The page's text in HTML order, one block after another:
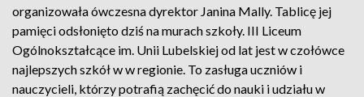
organizowała ówczesna dyrektor Janina Mally. Tablicę jej
pamięci odsłonięto dziś na murach szkoły. III Liceum
Ogólnokształcące im. Unii Lubelskiej od lat jest w czołówce
najlepszych szkół w w regionie. To zasługa uczniów i
nauczycieli, którzy potrafią zachęcić do nauki i udziału w